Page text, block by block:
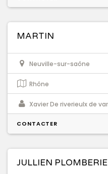
MARTIN
Neuville-sur-saône
Rhône
Xavier De riverieulx de
CONTACTER
JULLIEN PLOMBERIE